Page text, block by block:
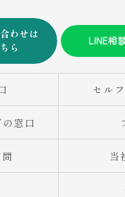
わせは
ら
LINE相
セル
窓口
当